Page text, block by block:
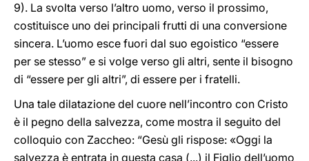
9). La svolta verso l’altro uomo, verso il prossimo,
costituisce uno dei principali frutti di una conversione
sincera. L’uomo esce fuori dal suo egoistico “essere
per se stesso” e si volge verso gli altri, sente il bisogno
di “essere per gli altri”, di essere per i fratelli.
Una tale dilatazione del cuore nell’incontro con Cristo
è il pegno della salvezza, come mostra il seguito del
colloquio con Zaccheo: “Gesù gli rispose: «Oggi la
salvezza è entrata in questa casa (...) il Figlio dell’uomo